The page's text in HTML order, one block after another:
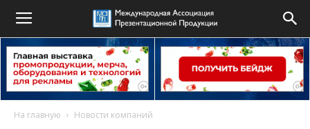
На главную Новости компаний